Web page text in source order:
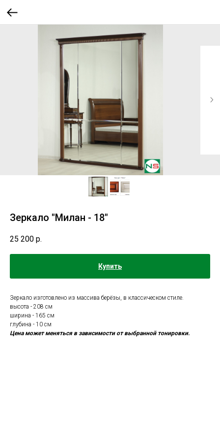
Зеркало "Милан - 18"
25 200 р.
Купить
Зеркало изготовлено из массива берёзы, в классическом стиле.
высота - 208 см
ширина - 165 см
глубина - 10 см
Цена может меняться в зависимости от выбранной тонировки.